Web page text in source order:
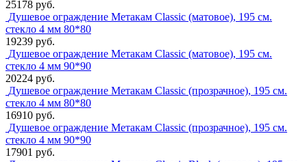
25178 руб.
Душевое ограждение Метакам Classic (матовое), 195 см.
стекло 4 мм 80*80
19239 руб.
Душевое ограждение Метакам Classic (матовое), 195 см.
стекло 4 мм 90*90
20224 руб.
Душевое ограждение Метакам Classic (прозрачное), 195 см.
стекло 4 мм 80*80
16910 руб.
Душевое ограждение Метакам Classic (прозрачное), 195 см.
стекло 4 мм 90*90
17901 руб.